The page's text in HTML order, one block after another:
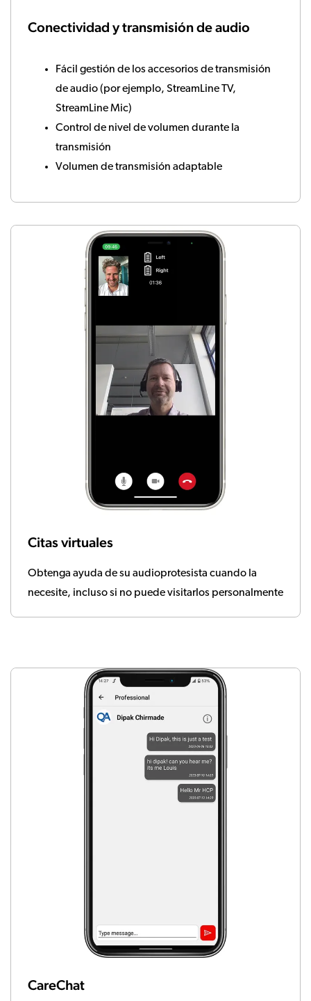
Conectividad y transmisión de audio
Fácil gestión de los accesorios de transmisión
de audio (por ejemplo, StreamLine TV,
StreamLine Mic)
Control de nivel de volumen durante la
transmisión
Volumen de transmisión adaptable
Citas virtuales
Obtenga ayuda de su audioprotesista cuando la
necesite, incluso si no puede visitarlos personalmente
CareChat